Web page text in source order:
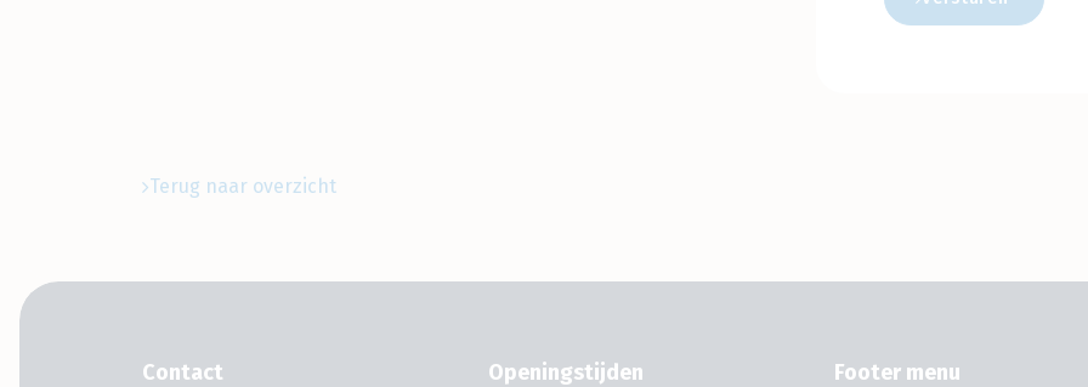
Terug naar overzicht
Contact Openingstijden Footer menu